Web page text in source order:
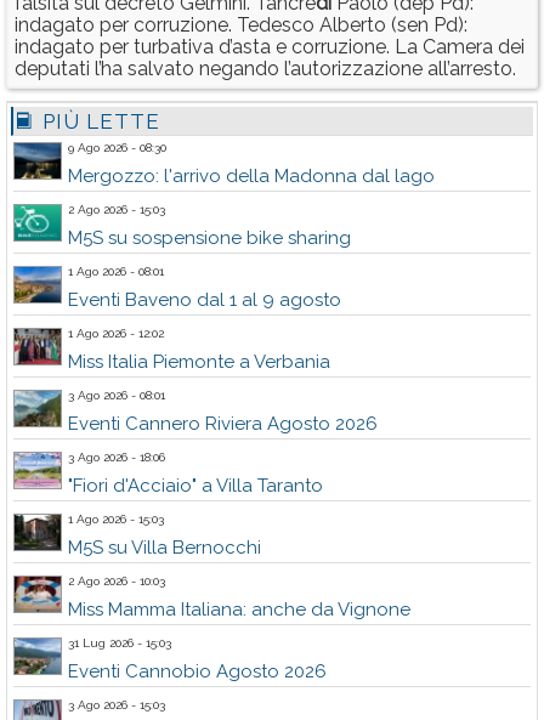
indagato per corruzione. Tedesco Alberto (sen Pd):
indagato per turbativa d’asta e corruzione. La Camera dei
deputati l’ha salvato negando l’autorizzazione all’arresto.
PIÙ LETTE
9 Ago 2026 - 08:30
Mergozzo: l'arrivo della Madonna dal lago
2 Ago 2026 - 15:03
M5S su sospensione bike sharing
1 Ago 2026 - 08:01
Eventi Baveno dal 1 al 9 agosto
1 Ago 2026 - 12:02
Miss Italia Piemonte a Verbania
3 Ago 2026 - 08:01
Eventi Cannero Riviera Agosto 2026
3 Ago 2026 - 18:06
"Fiori d'Acciaio" a Villa Taranto
1 Ago 2026 - 15:03
M5S su Villa Bernocchi
2 Ago 2026 - 10:03
Miss Mamma Italiana: anche da Vignone
31 Lug 2026 - 15:03
Eventi Cannobio Agosto 2026
3 Ago 2026 - 15:03